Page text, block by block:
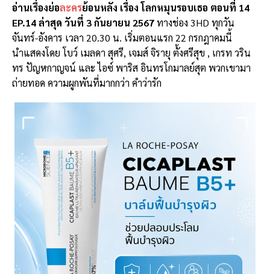
อ่านเรื่องย่อละครย้อนหลัง เรื่อง โลกหมุนรอบเธอ ตอนที่ 14
EP.14 ล่าสุด วันที่ 3 กันยายน 2567ทางช่อง 3HD ทุกวัน
จันทร์-อังคาร เวลา 20.30 น. เริ่มตอนแรก 22 กรกฎาคมนี้
นำแสดงโดย โบว์ เมลดา สุศรี, เจมส์ จิรายุ ตั้งศรีสุข , เกรท วริน
ทร ปัญหกาญจน์ และ ไอซ์ พาริส อินทรโกมาลย์สุต พวกเขามา
ถ่ายทอด ความผูกพันที่มากกว่า คำว่ารัก